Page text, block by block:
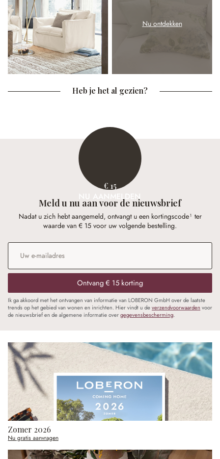
Nu ontdekken
Heb je het al gezien?
€ 15
NU AANMELDEN
Meld u nu aan voor de nieuwsbrief
Nadat u zich hebt aangemeld, ontvangt u een kortingscode¹ ter
waarde van € 15 voor uw volgende bestelling.
E-mailadres
Ontvang € 15 korting
Ik ga akkoord met het ontvangen van informatie van LOBERON GmbH over de laatste
trends op het gebied van wonen en inrichten. Hier vindt u deverzendvoorwaarden voor
de nieuwsbrief en de algemene informatie overgegevensbescherming.
Zomer 2026
Nu gratis aanvragen